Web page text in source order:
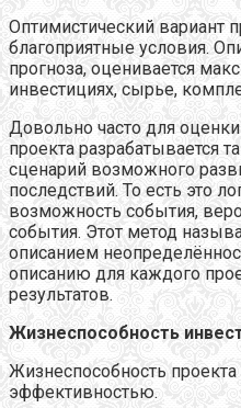
Оптимистический вариант
благоприятные условия.
прогноза, оценивается
инвестициях, сырье,
Довольно часто для
проекта разрабатывается
сценарий возможного
последствий. То есть это
возможность события,
события. Этот метод
описанием
описанию для каждого
результатов.
Жизнеспособность
Жизнеспособность проекта
эффективностью.